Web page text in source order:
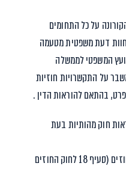
על כל התחומים
דעת משפטית מטעמה
המשפטי לממשלה
על התקשרויות חוזיות
בהתאם להוראות הדין .
חוק מהותיות בעת
דיני הסיכול – לפי הוראות חוק החוזים (סעיף 18 לחוק החוזים